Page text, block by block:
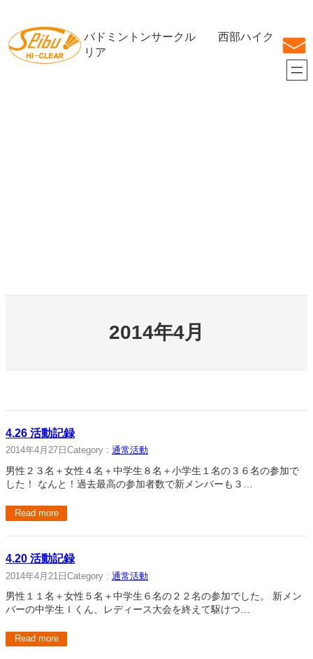
を
ス
バドミントンサークル 西部ハイク
リア
2014年4月
4.26 活動記録
2014年4月27日 Category : 通常活動
男性２３名＋女性４名＋中学生８名＋小学生１名の３６名の参加で
した！ なんと！過去最高の参加者数で新メンバーも３…
Read more
4.20 活動記録
2014年4月21日 Category : 通常活動
男性１１名＋女性５名＋中学生６名の２２名の参加でした。 新メン
バーの中学生Ｉくん、レディース大会を終えて駆けつ…
Read more